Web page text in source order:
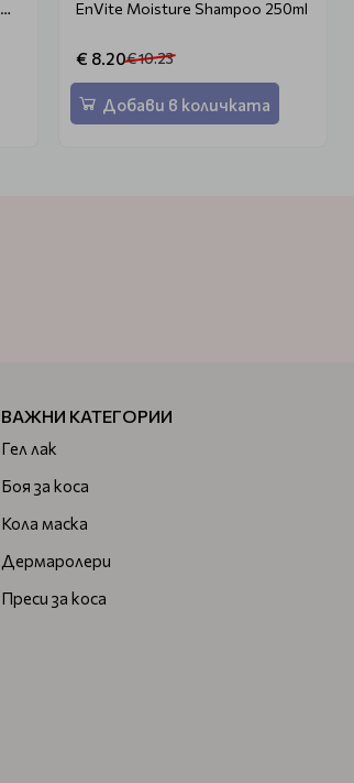
EnVite Moisture Shampoo 250ml
€ 8.20€ 10.23
Добави в количката
ВАЖНИ КАТЕГОРИИ
Гел лак
Боя за коса
Кола маска
Дермаролери
Преси за коса